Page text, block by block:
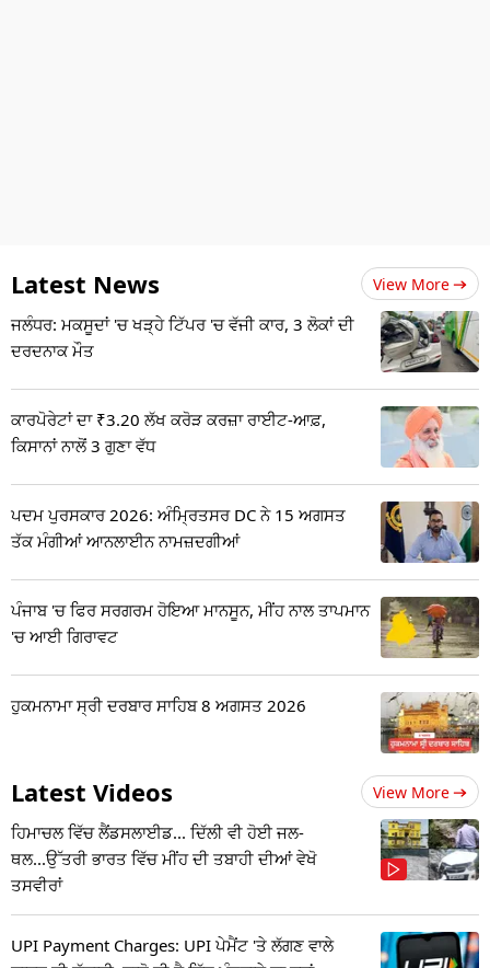
Latest News View More
ਜਲੰਧਰ: ਮਕਸੂਦਾਂ 'ਚ ਖੜ੍ਹੇ ਟਿੱਪਰ 'ਚ ਵੱਜੀ ਕਾਰ, 3 ਲੋਕਾਂ ਦੀ
ਦਰਦਨਾਕ ਮੌਤ
ਕਾਰਪੋਰੇਟਾਂ ਦਾ ₹3.20 ਲੱਖ ਕਰੋੜ ਕਰਜ਼ਾ ਰਾਈਟ-ਆਫ਼,
ਕਿਸਾਨਾਂ ਨਾਲੋਂ 3 ਗੁਣਾ ਵੱਧ
ਪਦਮ ਪੁਰਸਕਾਰ 2026: ਅੰਮ੍ਰਿਤਸਰ DC ਨੇ 15 ਅਗਸਤ
ਤੱਕ ਮੰਗੀਆਂ ਆਨਲਾਈਨ ਨਾਮਜ਼ਦਗੀਆਂ
ਪੰਜਾਬ 'ਚ ਫਿਰ ਸਰਗਰਮ ਹੋਇਆ ਮਾਨਸੂਨ, ਮੀਂਹ ਨਾਲ ਤਾਪਮਾਨ
'ਚ ਆਈ ਗਿਰਾਵਟ
ਹੁਕਮਨਾਮਾ ਸ੍ਰੀ ਦਰਬਾਰ ਸਾਹਿਬ 8 ਅਗਸਤ 2026
Latest Videos View More
ਹਿਮਾਚਲ ਵਿੱਚ ਲੈਂਡਸਲਾਈਡ... ਦਿੱਲੀ ਵੀ ਹੋਈ ਜਲ-
ਥਲ...ਉੱਤਰੀ ਭਾਰਤ ਵਿੱਚ ਮੀਂਹ ਦੀ ਤਬਾਹੀ ਦੀਆਂ ਵੇਖੋ
ਤਸਵੀਰਾਂ
UPI Payment Charges: UPI ਪੇਮੈਂਟ 'ਤੇ ਲੱਗਣ ਵਾਲੇ